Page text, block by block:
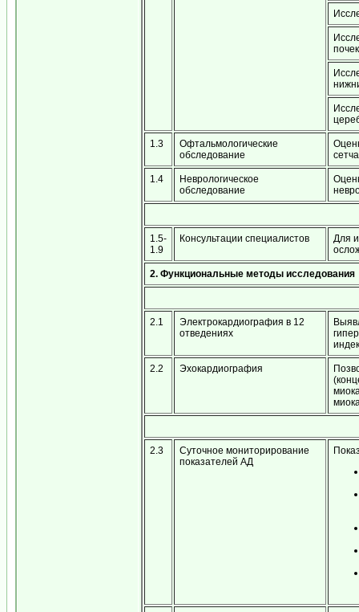
1.3
Офтальмологические
обследование
1.4
Неврологическое
обследование
1.5-
1.9
Консультации специалистов
Для
2. Функциональные методы исследования
2.1
Электрокардиография в 12
отведениях
2.2 Эхокардиография
2.3
Суточное мониторирование
показателей АД